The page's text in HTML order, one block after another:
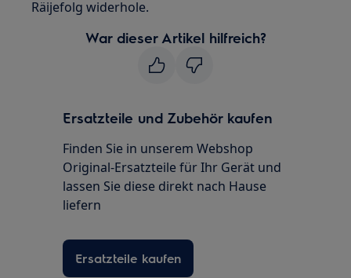
Räijefolg widerhole.
War dieser Artikel hilfreich?
Ersatzteile und Zubehör kaufen
Finden Sie in unserem Webshop
Original-Ersatzteile für Ihr Gerät und
lassen Sie diese direkt nach Hause
liefern
Ersatzteile kaufen